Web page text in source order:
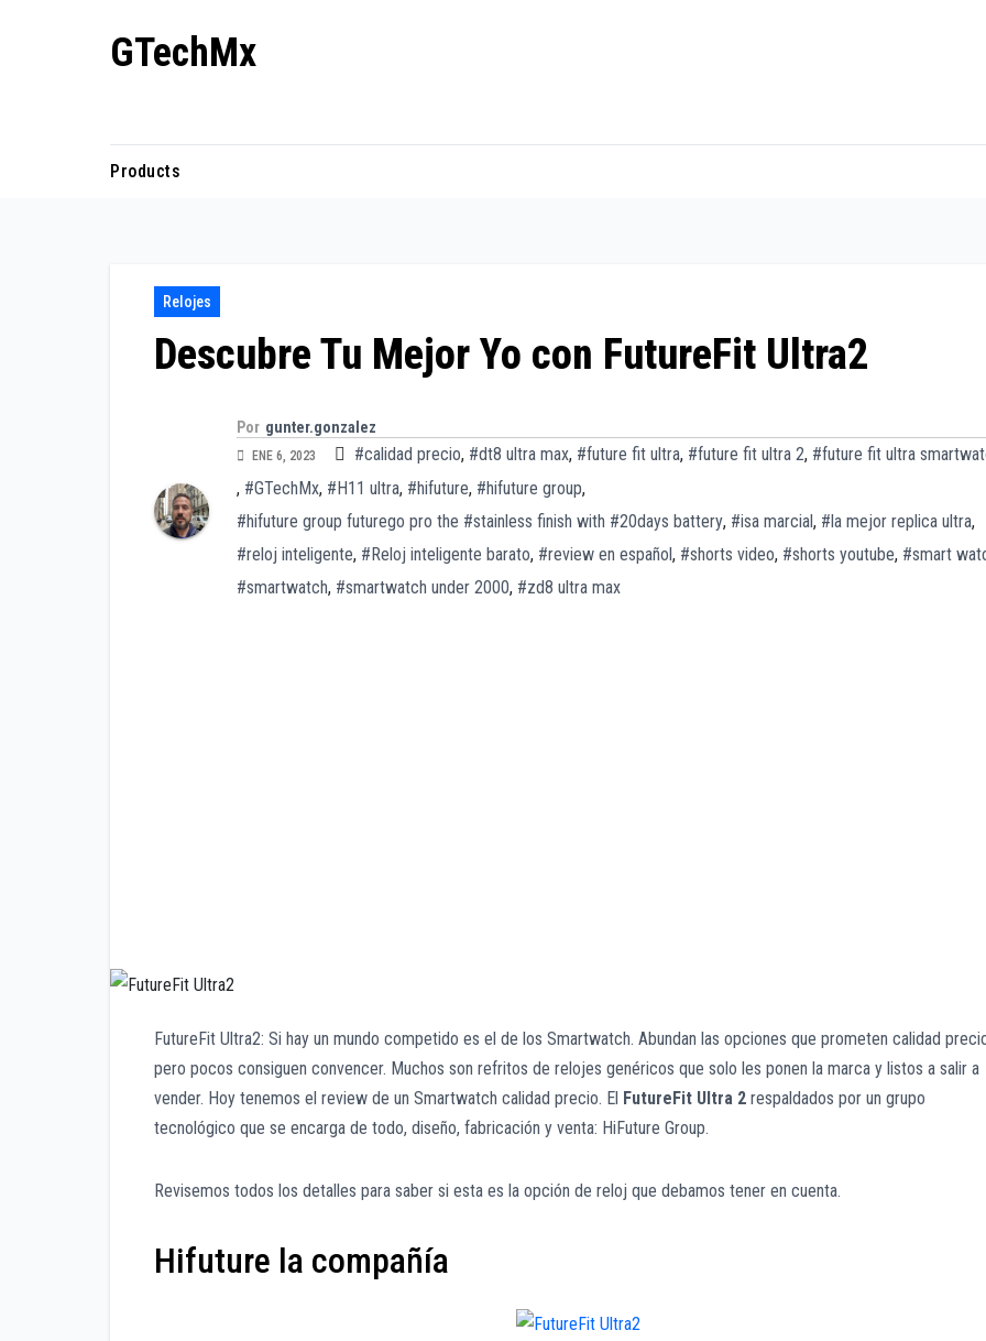
GTechMx
Products
Relojes
Descubre Tu Mejor Yo con FutureFit Ultra2
Por gunter.gonzalez
ENE 6, 2023 #calidad precio, #dt8 ultra max, #future fit ultra, #future fit ultra 2, #future fit ultra
, #GTechMx, #H11 ultra, #hifuture, #hifuture group,
#hifuture group futurego pro the #stainless finish with #20days battery, #isa marcial, #la mejor replica ultra,
#reloj inteligente, #Reloj inteligente barato, #review en español , #shorts video, #shorts youtube, #smart
#smartwatch, #smartwatch under 2000, #zd8 ultra max
FutureFit Ultra2: Si hay un mundo competido es el de los Smartwatch. Abundan las opciones que prometen calidad
pero pocos consiguen convencer. Muchos son refritos de relojes genéricos que solo les ponen la marca y listos a salir a
vender. Hoy tenemos el review de un Smartwatch calidad precio. El FutureFit Ultra 2 respaldados por un grupo
tecnológico que se encarga de todo, diseño, fabricación y venta: HiFuture Group.
Revisemos todos los detalles para saber si esta es la opción de reloj que debamos tener en cuenta.
Hifuture la compañía